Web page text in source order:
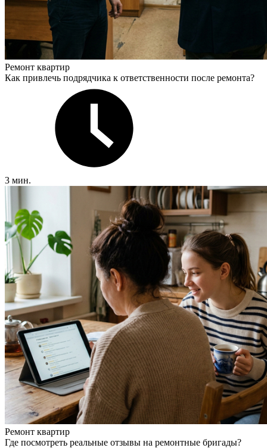
Ремонт квартир
Как привлечь подрядчика к ответственности после ремонта?
3 мин.
Ремонт квартир
Где посмотреть реальные отзывы на ремонтные бригады?